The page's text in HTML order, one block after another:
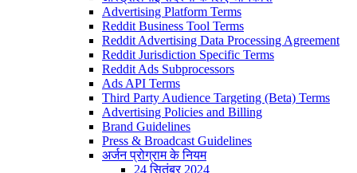
Advertising Platform Terms
Reddit Business Tool Terms
Reddit Advertising Data Processing Agreement
Reddit Jurisdiction Specific Terms
Reddit Ads Subprocessors
Ads API Terms
Third Party Audience Targeting (Beta) Terms
Advertising Policies and Billing
Brand Guidelines
Press & Broadcast Guidelines
अर्जन प्रोग्राम के नियम
24 सितंबर 2024